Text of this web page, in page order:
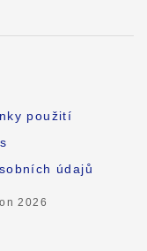
použití
údajů
2026